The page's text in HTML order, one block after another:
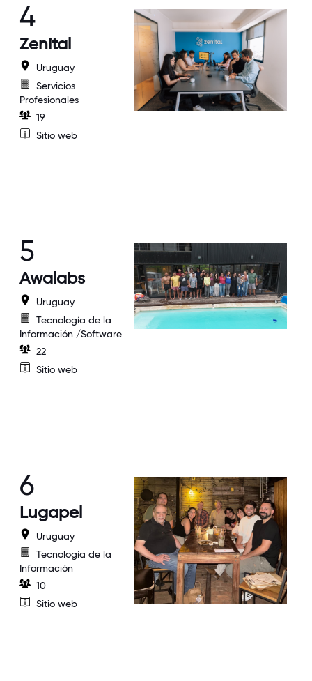
4
Zenital
Uruguay
Servicios
Profesionales
19
Sitio web
5
Awalabs
Uruguay
Tecnología de la
Información /Software
22
Sitio web
6
Lugapel
Uruguay
Tecnología de la
Información
10
Sitio web